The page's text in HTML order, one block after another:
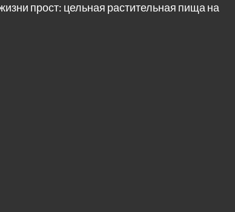
прост: цельная растительная пища на